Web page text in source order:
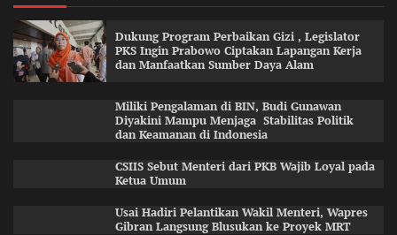
Dukung Program Perbaikan Gizi , Legislator
PKS Ingin Prabowo Ciptakan Lapangan Kerja
dan Manfaatkan Sumber Daya Alam
Miliki Pengalaman di BIN, Budi Gunawan
Diyakini Mampu Menjaga Stabilitas Politik
dan Keamanan di Indonesia
CSIIS Sebut Menteri dari PKB Wajib Loyal pada
Ketua Umum
Usai Hadiri Pelantikan Wakil Menteri, Wapres
Gibran Langsung Blusukan ke Proyek MRT